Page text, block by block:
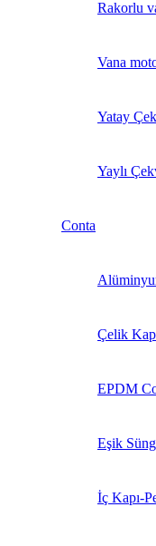
Rakorlu
Vana
Yatay
Yaylı
Conta
Çelik
EPDM
Eşik
İç Kapı-